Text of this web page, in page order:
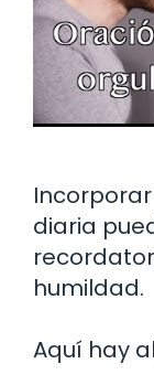
diaria
humildad.
Aquí hay